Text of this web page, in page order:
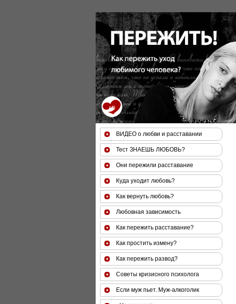
ВИДЕО о любви и расставании
Тест ЗНАЕШЬ ЛЮБОВЬ?
Они пережили расставание
Куда уходит любовь?
Как вернуть любовь?
Любовная зависимость
Как пережить расставание?
Как простить измену?
Как пережить развод?
Советы кризисного психолога
Если муж пьет. Муж-алкоголик